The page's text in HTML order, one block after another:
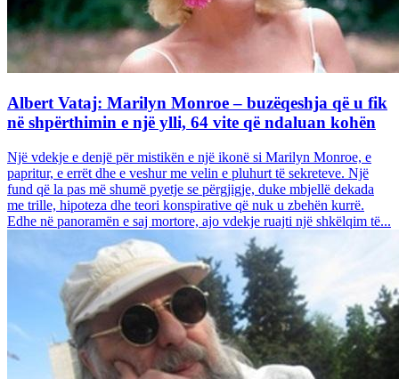
Albert Vataj: Marilyn Monroe – buzëqeshja që u fik
në shpërthimin e një ylli, 64 vite që ndaluan kohën
Një vdekje e denjë për mistikën e një ikonë si Marilyn Monroe, e
papritur, e errët dhe e veshur me velin e pluhurt të sekreteve. Një
fund që la pas më shumë pyetje se përgjigje, duke mbjellë dekada
me trille, hipoteza dhe teori konspirative që nuk u zbehën kurrë.
Edhe në panoramën e saj mortore, ajo vdekje ruajti një shkëlqim të...